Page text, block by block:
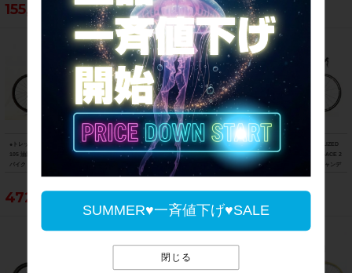
SUMMER♥一斉値下げ♥SALE
閉じる
155,188円 103,400円 121,000円
●トレック TREK マドン MADONE SL6
105 油圧DISC 2021年 カーボンロード
バイク 52サイズ リチウムグレー/トレ
472,153円
フェルト FELT F5 105 2013年 カーボ
ンロードバイク 58サイズ ブラック
美品 スペシャライズド SPECIALIZED
S-WORKS TARMAC SL5 DURA-ACE 2
015 カーボン 54サイズ グロスキャンデ
263,329円